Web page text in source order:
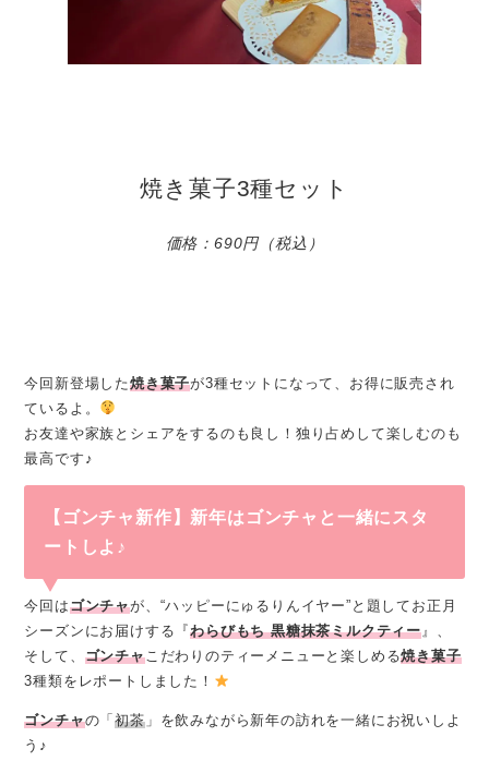
焼き菓子3種セット
価格：690円（税込）
今回新登場した焼き菓子が3種セットになって、お得に販売され
ているよ。
お友達や家族とシェアをするのも良し！独り占めして楽しむのも
最高です♪
【ゴンチャ新作】新年はゴンチャと一緒にスタ
ートしよ♪
今回はゴンチャが、“ハッピーにゅるりんイヤー”と題してお正月
シーズンにお届けする『わらびもち 黒糖抹茶ミルクティー』、
そして、 ゴンチャこだわりのティーメニューと楽しめる焼き菓子
3種類をレポートしました！
ゴンチャの「初茶」を飲みながら新年の訪れを一緒にお祝いしよ
う♪